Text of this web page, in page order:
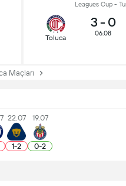
Leagues Cup -
Toluca
3 - 0
06.08
Maçları
22.07
1-2
19.07
0-2